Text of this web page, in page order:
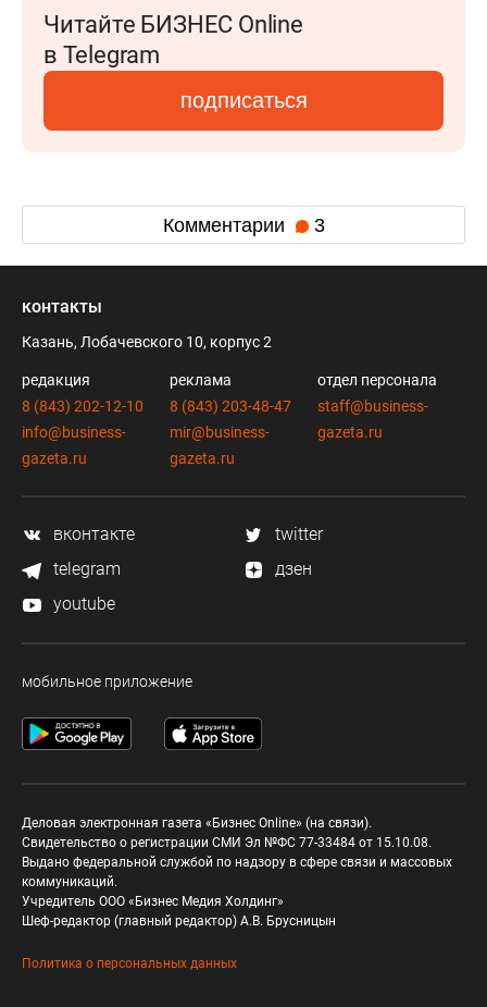
Читайте БИЗНЕС Online
в Telegram
подписаться
Комментарии 3
контакты
Казань, Лобачевского 10, корпус 2
редакция
8 (843) 202-12-10
info@business-
gazeta.ru
реклама
8 (843) 203-48-47
mir@business-
gazeta.ru
отдел персонала
staff@business-
gazeta.ru
вконтакте
twitter
telegram
дзен
youtube
мобильное приложение
Деловая электронная газета «Бизнес Online» (на связи).
Свидетельство о регистрации СМИ Эл №ФС 77-33484 от 15.10.08.
Выдано федеральной службой по надзору в сфере связи и массовых
коммуникаций.
Учредитель ООО «Бизнес Медия Холдинг»
Шеф-редактор (главный редактор) А.В. Брусницын
Политика о персональных данных